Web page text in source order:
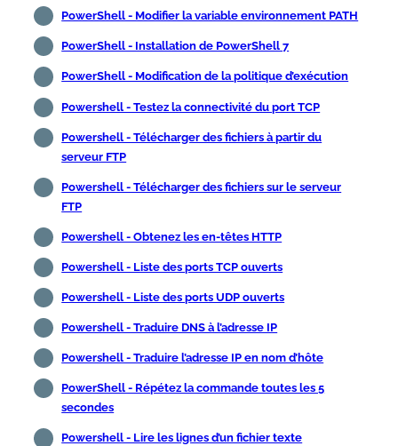
PowerShell - Modifier la variable environnement PATH
PowerShell - Installation de PowerShell 7
PowerShell - Modification de la politique d’exécution
Powershell - Testez la connectivité du port TCP
Powershell - Télécharger des fichiers à partir du
serveur FTP
Powershell - Télécharger des fichiers sur le serveur
FTP
Powershell - Obtenez les en-têtes HTTP
Powershell - Liste des ports TCP ouverts
Powershell - Liste des ports UDP ouverts
Powershell - Traduire DNS à l’adresse IP
Powershell - Traduire l’adresse IP en nom d’hôte
PowerShell - Répétez la commande toutes les 5
secondes
Powershell - Lire les lignes d’un fichier texte